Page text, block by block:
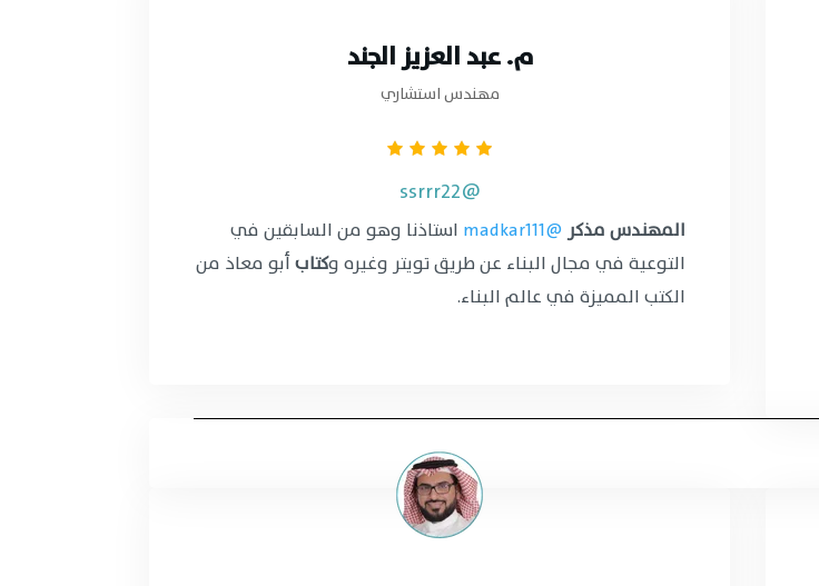
م. عبد العزيز الجند
مهندس استشاري
@ssrrr22
المهندس مذكر @madkar111
استاذنا وهو من السابقين في
التوعية في مجال البناء عن طريق تويتر وغيره وكتابأبو معاذ من
الكتب المميزة في عالم البناء.